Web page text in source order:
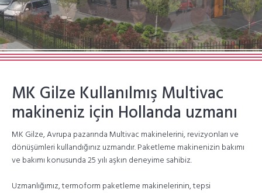
MK Gilze Kullanılmış Multivac
makineniz için Hollanda uzmanı
MK Gilze, Avrupa pazarında Multivac makinelerini, revizyonları ve
dönüşümleri kullandığınız uzmandır. Paketleme makinenizin bakımı
ve bakımı konusunda 25 yılı aşkın deneyime sahibiz.
Uzmanlığımız, termoform paketleme makinelerinin, tepsi